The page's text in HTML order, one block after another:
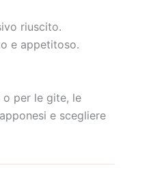
riuscito.
e appetitoso.
o per le gite, le
e scegliere